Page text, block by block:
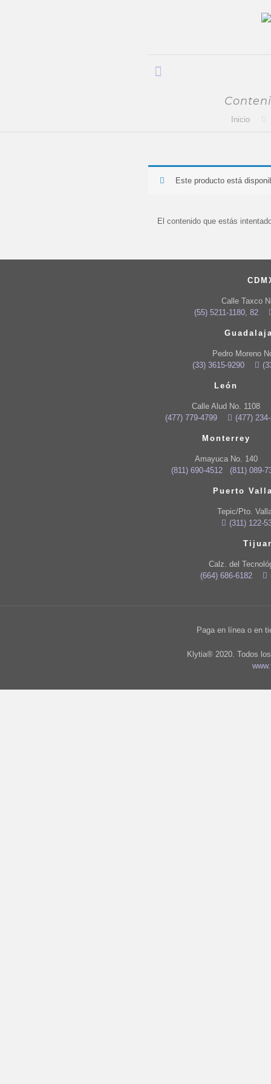
Inicio
Este producto está
El contenido que estás
Calle Taxco
(55) 5211-1180, 82
Pedro Moreno
(33) 3615-9290
León
Calle Alud No. 1108
(477) 779-4799
(477)
Monterrey
Amayuca No. 140
(811) 690-4512
(811) 089-
Puerto
Tepic/Pto.
(311) 122-
Calz. del
(664) 686-6182
Paga en línea o en
Klytia® 2020. Todos